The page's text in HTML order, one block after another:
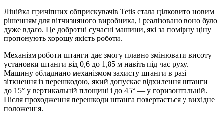
Лінійка причіпних обприскувачів Tetis стала цілковито новим
рішенням для вітчизняного виробника, і реалізовано воно було
дуже вдало. Це добротні сучасні машини, які за помірну ціну
пропонують хорошу якість роботи.
Механізм роботи штанги дає змогу плавно змінювати висоту
установки штанги від 0,6 до 1,85 м навіть під час руху.
Машину обладнано механізмом захисту штанги в разі
зіткнення із перешкодою, який допускає відхилення штанги
до 15° у вертикальній площині і до 45° — у горизонтальній.
Після проходження перешкоди штанга повертається у вихідне
положення.